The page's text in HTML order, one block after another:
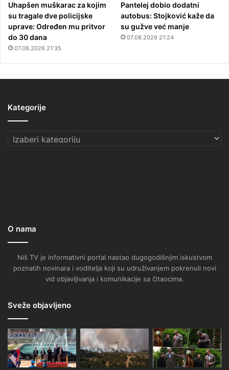
Uhapšen muškarac za kojim
su tragale dve policijske
uprave: Određen mu pritvor
do 30 dana
07.08.2026 21:35
Pantelej dobio dodatni
autobus: Stojković kaže da
su gužve već manje
07.08.2026 21:24
Kategorije
Kategorije
O nama
Niš TV je informativni portal nastao dugogodišnjim iskustvom
poznatih novinara i voditelja koji su udruživanjem pokrenuli novi
vid objavljivanja i komunikacije sa čitaocima.
Sveže objavljeno